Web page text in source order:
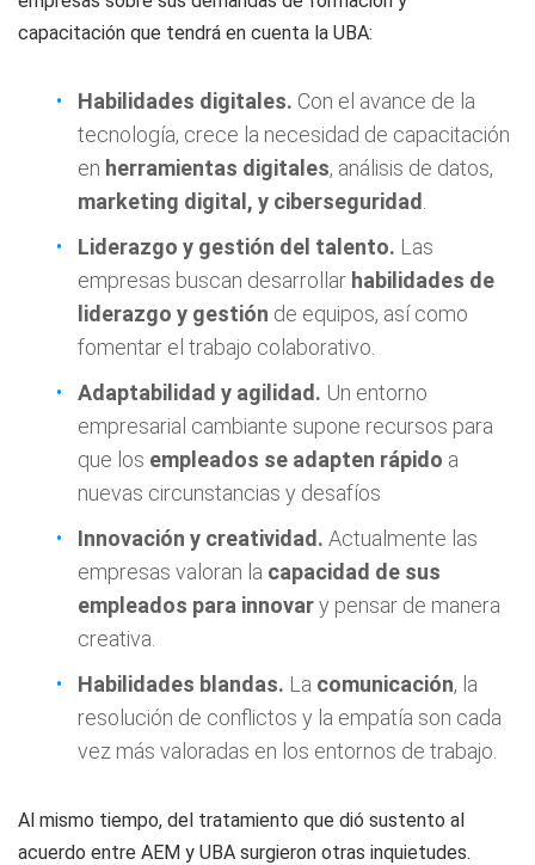
capacitación que tendrá en cuenta la UBA:
Habilidades digitales. Con el avance de la
tecnología, crece la necesidad de capacitación
en herramientas digitales, análisis de datos,
marketing digital, y ciberseguridad
Liderazgo y gestión del talento. Las
empresas buscan desarrollar habilidades de
liderazgo y gestión de equipos, así como
fomentar el trabajo colaborativo.
Adaptabilidad y agilidad . Un entorno
empresarial cambiante supone recursos para
que los empleados se adapten rápido a
nuevas circunstancias y desafíos
Innovación y creatividad . Actualmente las
empresas valoran la capacidad de sus
empleados para innovary pensar de manera
creativa.
Habilidades blandas. La comunicación, la
resolución de conflictos y la empatía son cada
vez más valoradas en los entornos de trabajo.
Al mismo tiempo, del tratamiento que dió sustento al
acuerdo entre AEM y UBA surgieron otras inquietudes.